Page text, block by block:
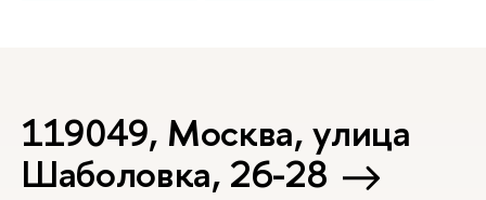
119049, Москва, улица
Шаболовка, 26-28